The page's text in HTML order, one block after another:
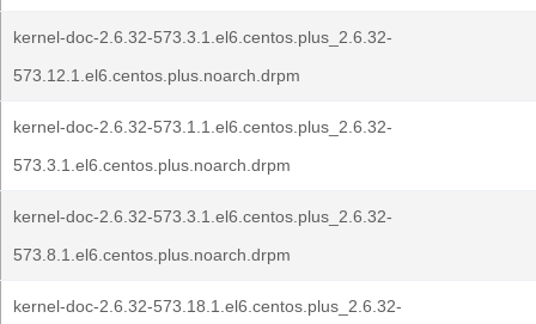
kernel-doc-2.6.32-573.3.1.el6.centos.plus_2.6.32-
573.12.1.el6.centos.plus.noarch.drpm
kernel-doc-2.6.32-573.1.1.el6.centos.plus_2.6.32-
573.3.1.el6.centos.plus.noarch.drpm
kernel-doc-2.6.32-573.3.1.el6.centos.plus_2.6.32-
573.8.1.el6.centos.plus.noarch.drpm
kernel-doc-2.6.32-573.18.1.el6.centos.plus_2.6.32-